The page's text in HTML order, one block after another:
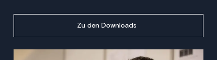
Zu den Downloads